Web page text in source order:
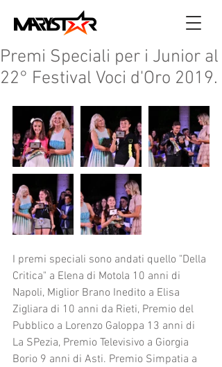
Premi Speciali per i Junior al
22° Festival Voci d'Oro 2019.
I premi speciali sono andati quello "Della
Critica" a Elena di Motola 10 anni di
Napoli, Miglior Brano Inedito a Elisa
Zigliara di 10 anni da Rieti, Premio del
Pubblico a Lorenzo Galoppa 13 anni di
La SPezia, Premio Televisivo a Giorgia
Borio 9 anni di Asti. Premio Simpatia a